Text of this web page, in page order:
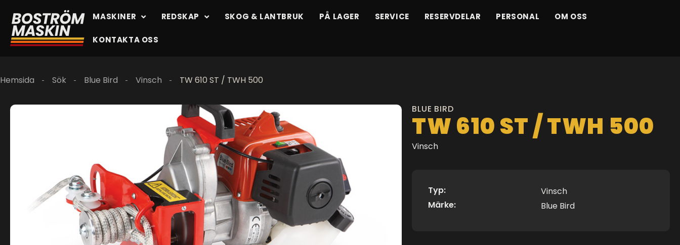
MASKINER REDSKAP SKOG & LANTBRUK PÅ LAGER SERVICE RESERVDELAR PERSONAL OM OSS
KONTAKTA OSS
Hemsida Sök Blue Bird Vinsch TW 610 ST / TWH 500
BLUE BIRD
TW 610 ST / TWH 500
Vinsch
Typ:
Vinsch
Märke:
Blue Bird